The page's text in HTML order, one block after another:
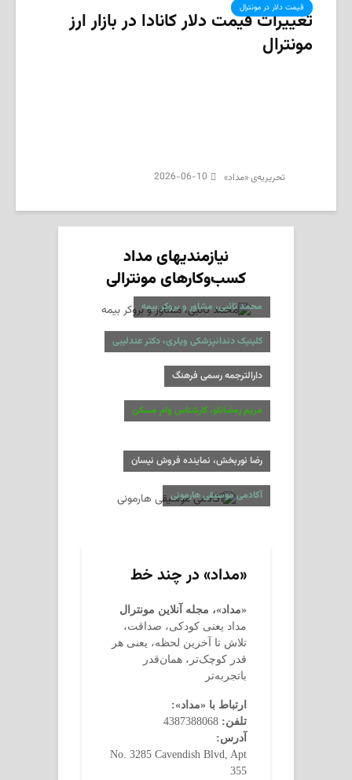
قیمت دلار در مونترال
تغییرات قیمت دلار کانادا در بازار ارز
مونترال
تحریریه‌ی «مداد» 2026-06-10
نیازمندیهای مداد
کسب‌وکارهای مونترالی
محمد تائبی، مشاور و بروکر بیمه
کلینیک دندانپزشکی ویلری، دکتر عندلیبی
دارالترجمه رسمی فرهنگ
مریم رمضانلو، کارشناس وام مسکن
رضا نوربخش، نماینده فروش نیسان
آکادمی موسیقی هارمونی
«مداد» در چند خط
«مداد»، مجله آنلاین مونترال
مداد یعنی کودکی، صداقت،
تلاش تا آخرین لحظه، یعنی هر
قدر کوچک‌تر، همان‌قدر
باتجربه‌تر
ارتباط با «مداد»:
تلفن:
آدرس:
No. 3285 Cavendish Blvd, Apt
355